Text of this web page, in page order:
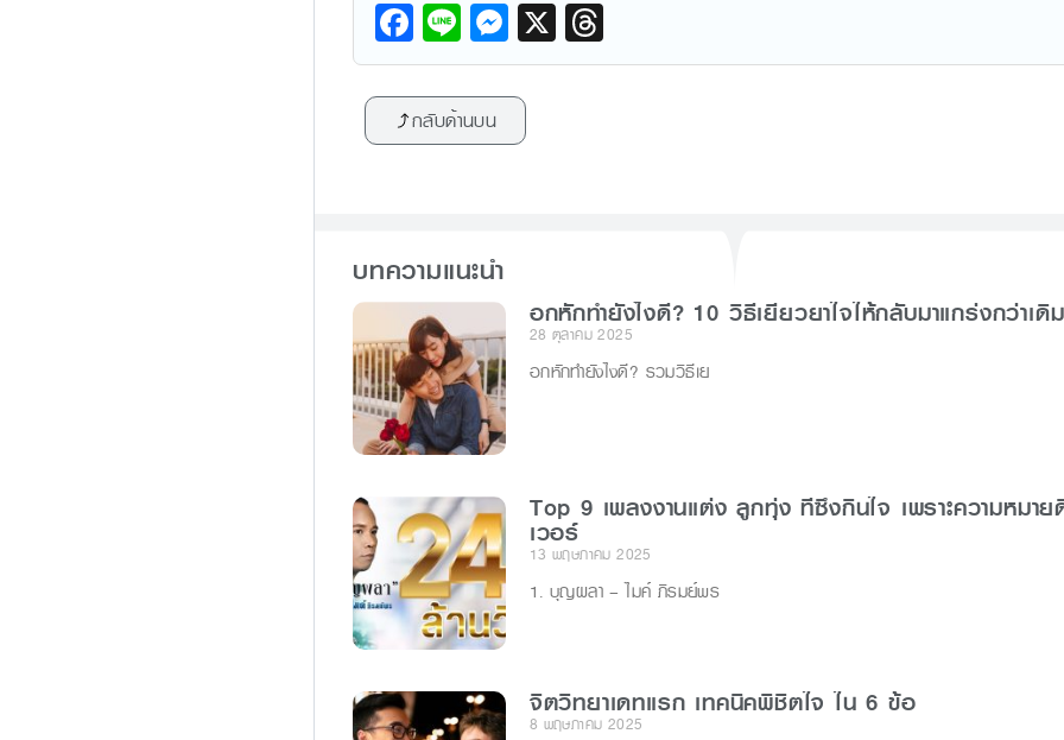
F
a
c
e
k
Li
n
e
M
e
s
s
X
hr
กลับด้านบน
บทความแนะนำ
อกหักทำยังไงดี? 10 วิธีเยียวยาใจให้กลับมาแกร่งกว่าเดิ
28 ตุลาคม 2025
อกหักทำยังไงดี? รวมวิธีเย
Top 9 เพลงงานแต่ง ลูกทุ่ง ที่ซึ้งกินใจ เพราะความหมาย
เวอร์
13 พฤษภาคม 2025
1. บุญผลา – ไมค์ ภิรมย์พร
จิตวิทยาเดทแรก เทคนิคพิชิตใจ ใน 6 ข้อ
8 พฤษภาคม 2025